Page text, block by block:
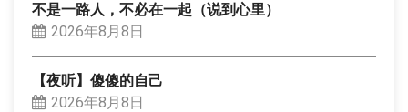
不是一路人，不必在一起（说到心里）
2026年8月8日
【夜听】傻傻的自己
2026年8月8日